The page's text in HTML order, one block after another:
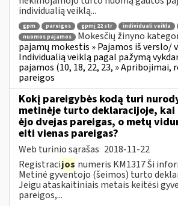
individualią veiklą...
gpm pareigos gpmį 22 str individuali veikla
nuomos pajamos
Mokesčių žinyno
pajamų mokestis » Pajamos iš verslo/
Individualią veiklą pagal pažymą
pajamos (10, 18, 22, 23, » Apribojimai,
pareigos
Kokį pareigybės kodą turi
metinėje turto deklaracijoje,
ėjo dvejas pareigas, o metų
eiti vienas pareigas?
Web turinio sąrašas 2018-11-22
Registracijos numeris KM1317 Ši
Metinė gyventojo (šeimos) turto
Jeigu ataskaitiniais metais keitėsi
pareigos,...